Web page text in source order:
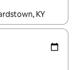
maak je een keuze